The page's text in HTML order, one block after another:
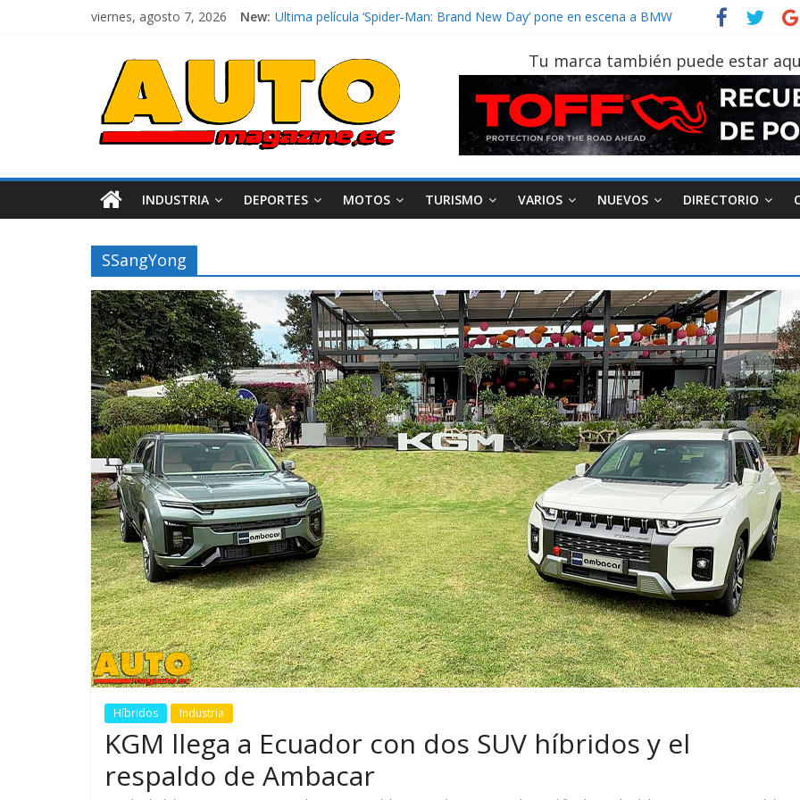
viernes, agosto 7, 2026 New: Ultima película ‘Spider‑Man: Brand New Day’ pone en escena a BMW
La Vuelta al Ecuador 2026, edición 47ª, recorre 7 provincias en 8 días
La FEDAK recibe 12 Sinotruk Bolden para cubrir las rutas de La Vuelta
Tu marca también puede estar
INDUSTRIA DEPORTES MOTOS TURISMO VARIOS NUEVOS DIRECTORIO
SSangYong
Híbridos Industria
KGM llega a Ecuador con dos SUV híbridos y el
respaldo de Ambacar
Movilidad Varios
GM reafirma su
compromiso con movilidad
más segura y conectada
Movilidad Turismo Varios
¿Qué puede pasar con tu
vehículo si permanece
varios días sin usar?
AEADE Industria Motociclismo
Movilidad
Campaña busca cambiar
destino de los
en la región